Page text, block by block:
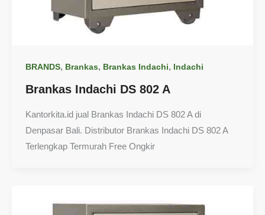
BRANDS, Brankas, Brankas Indachi, Indachi
Brankas Indachi DS 802 A
Kantorkita.id jual Brankas Indachi DS 802 A di
Denpasar Bali. Distributor Brankas Indachi DS 802 A
Terlengkap Termurah Free Ongkir